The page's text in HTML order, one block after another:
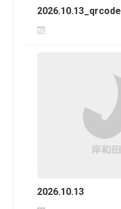
2026.10.13_qrcode
2026.10.13